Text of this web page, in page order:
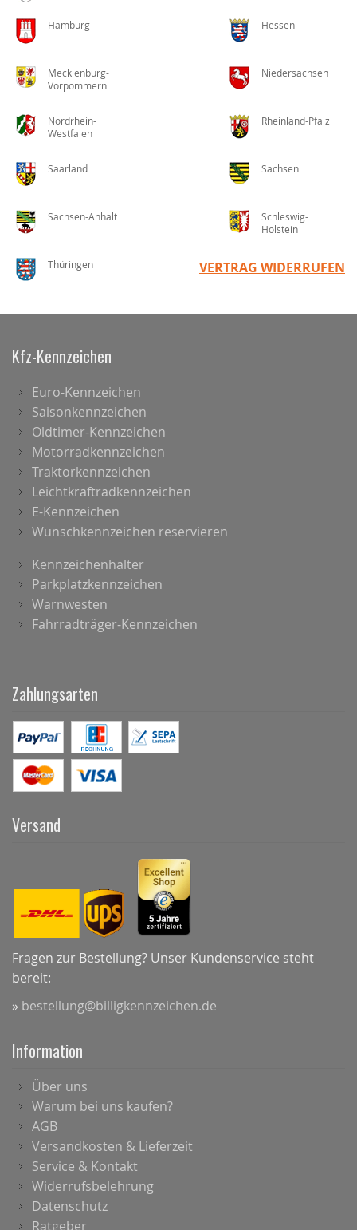
Hamburg Hessen
Mecklenburg-
Vorpommern
Niedersachsen
Nordrhein-
Westfalen
Rheinland-Pfalz
Saarland Sachsen
Sachsen-Anhalt
Schleswig-
Holstein
Thüringen VERTRAG WIDERRUFEN
Kfz-Kennzeichen
Euro-Kennzeichen
Saisonkennzeichen
Oldtimer-Kennzeichen
Motorradkennzeichen
Traktorkennzeichen
Leichtkraftradkennzeichen
E-Kennzeichen
Wunschkennzeichen reservieren
Kennzeichenhalter
Parkplatzkennzeichen
Warnwesten
Fahrradträger-Kennzeichen
Zahlungsarten
Versand
Fragen zur Bestellung? Unser Kundenservice steht
bereit:
» bestellung@billigkennzeichen.de
Information
Über uns
Warum bei uns kaufen?
AGB
Versandkosten & Lieferzeit
Service & Kontakt
Widerrufsbelehrung
Datenschutz
Ratgeber